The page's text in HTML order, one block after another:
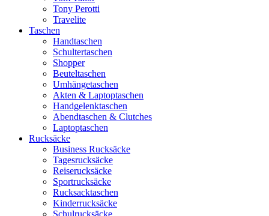
Tony Perotti
Travelite
Taschen
Handtaschen
Schultertaschen
Shopper
Beuteltaschen
Umhängetaschen
Akten & Laptoptaschen
Handgelenktaschen
Abendtaschen & Clutches
Laptoptaschen
Rucksäcke
Business Rucksäcke
Tagesrucksäcke
Reiserucksäcke
Sportrucksäcke
Rucksacktaschen
Kinderrucksäcke
Schulrucksäcke